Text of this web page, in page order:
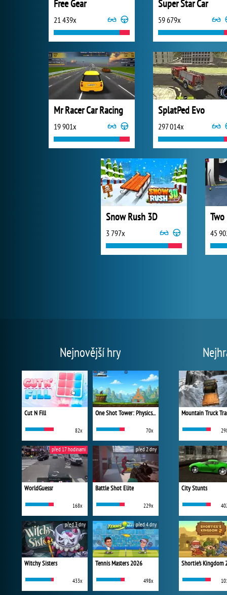
Free Gear
21 439x
Super Star Car
59 679x
Mr Racer Car Racing
19 901x
SplatPed Evo
297 014x
Snow Rush 3D
3 797x 45
Nejnovější hry
Cut N Fill
82x
One Shot Tower: Physics Destroyer
70x
WorldGuessr
168x
před 17 hodinami
Battle Shot Elite
229x
před 2 dny
Witchy Sisters
433x
před 3 dny
Tennis Masters 2026
498x
před 4 dny
Mountain Truck
City Stunts
Shortie's Kingdom